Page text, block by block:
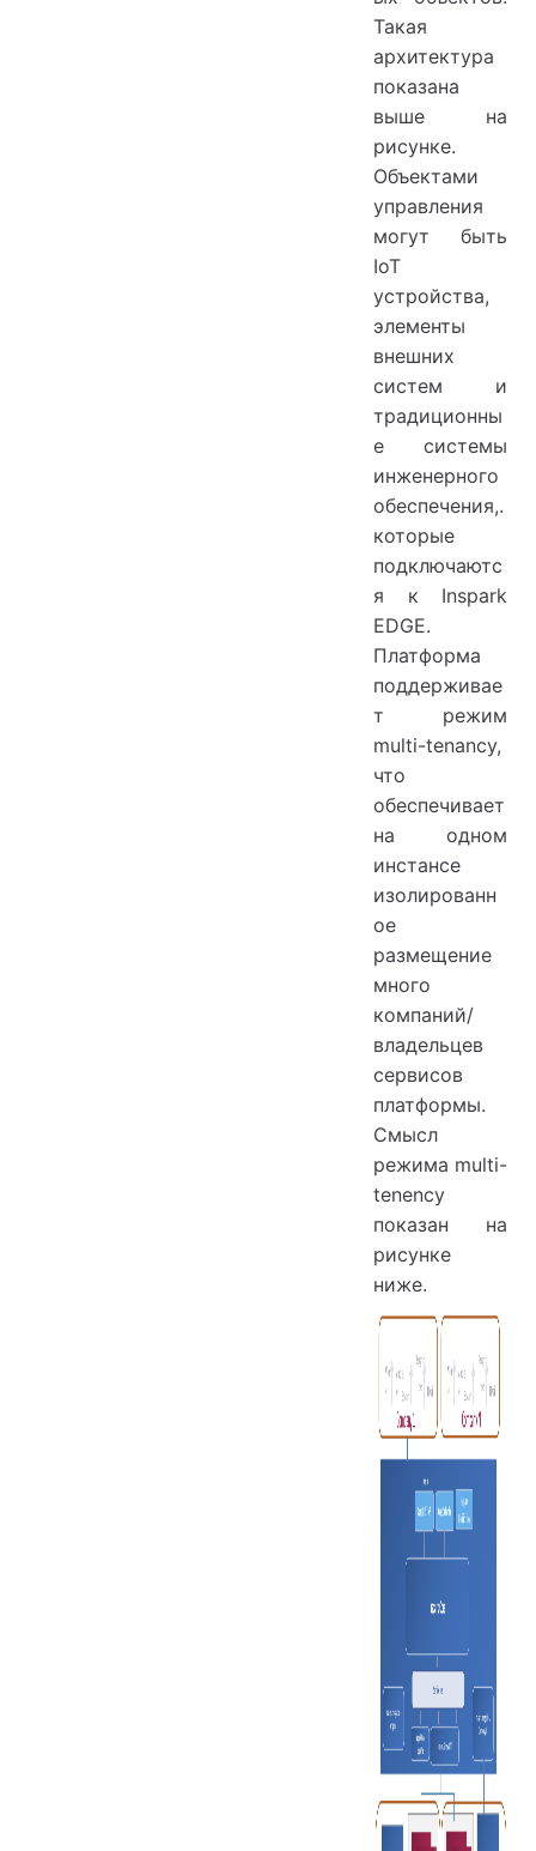
Такая
архитектура
показана
выше на
рисунке.
Объектами
управления
могут быть
IoT
устройства,
элементы
внешних
систем и
традиционны
е системы
инженерного
обеспечения,.
которые
подключаютс
я к Inspark
EDGE.
Платформа
поддерживае
т режим
multi-tenancy,
что
обеспечивает
на одном
инстансе
изолированн
ое
размещение
много
компаний/
владельцев
сервисов
платформы.
Смысл
режима multi-
tenency
показан на
рисунке
ниже.